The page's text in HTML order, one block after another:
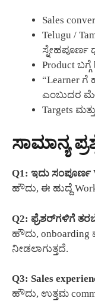
Sales
Telugu /
ಸ್ನೇಹಪೂರ್ಣ
Product
“Learner ಗೆ
ಎಂಬುದರ
Targets
ಸಾಮಾನ್ಯ
Q1: ಇದು ಸಂಪೂರ್ಣ
ಹೌದು, ಈ ಹುದ್ದೆ
Q2: ಫ್ರೆಶರ್‌ಗಳಿಗೆ
ಹೌದು, onboarding
ನೀಡಲಾಗುತ್ತದೆ.
Q3: Sales
ಹೌದು, ಉತ್ತಮ